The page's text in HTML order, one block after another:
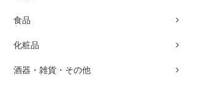
食品
化粧品
酒器・雑貨・その他